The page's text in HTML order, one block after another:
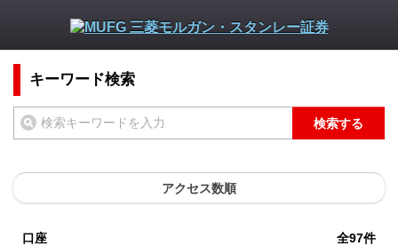
キーワード検索
検索する
アクセス数順
口座 全97件